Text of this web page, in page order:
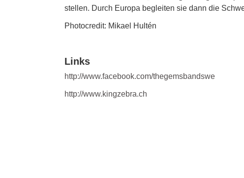
stellen. Durch Europa begleiten sie dann die
Photocredit: Mikael Hultén
Links
http://www.facebook.com/thegemsbandswe
http://www.kingzebra.ch